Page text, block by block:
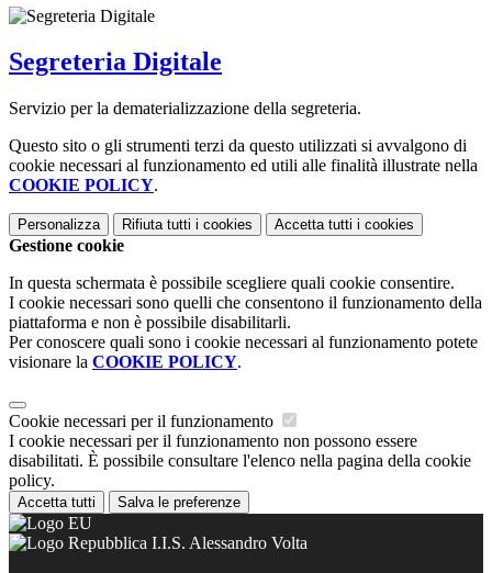
Segreteria Digitale
Servizio per la dematerializzazione della segreteria.
Questo sito o gli strumenti terzi da questo utilizzati si avvalgono di
cookie necessari al funzionamento ed utili alle finalità illustrate nella
COOKIE POLICY.
Personalizza Rifiuta tutti i cookies Accetta tutti i cookies
Gestione cookie
In questa schermata è possibile scegliere quali cookie consentire.
I cookie necessari sono quelli che consentono il funzionamento della
piattaforma e non è possibile disabilitarli.
Per conoscere quali sono i cookie necessari al funzionamento potete
visionare la COOKIE POLICY.
Cookie necessari per il funzionamento
I cookie necessari per il funzionamento non possono essere
disabilitati. È possibile consultare l'elenco nella pagina della cookie
policy.
Accetta tutti Salva le preferenze
I.I.S. Alessandro Volta